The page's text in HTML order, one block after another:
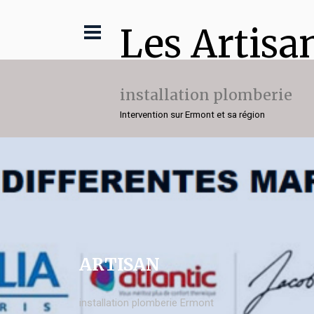
Les
installation plomberie
Intervention sur Ermont et sa région
ARTISAN
installation plomberie Ermont